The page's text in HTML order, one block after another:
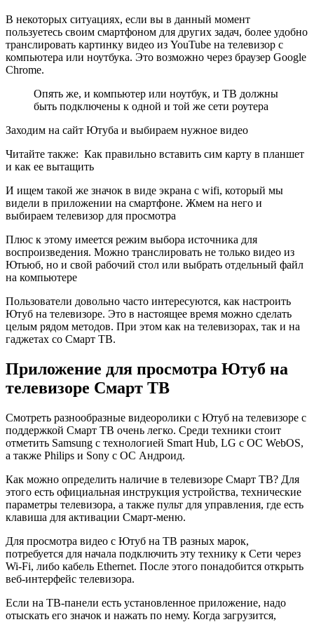
В некоторых ситуациях, если вы в данный момент
пользуетесь своим смартфоном для других задач, более удобно
транслировать картинку видео из YouTube на телевизор с
компьютера или ноутбука. Это возможно через браузер Google
Chrome.
Опять же, и компьютер или ноутбук, и ТВ должны
быть подключены к одной и той же сети роутера
Заходим на сайт Ютуба и выбираем нужное видео
Читайте также: Как правильно вставить сим карту в планшет
и как ее вытащить
И ищем такой же значок в виде экрана с wifi, который мы
видели в приложении на смартфоне. Жмем на него и
выбираем телевизор для просмотра
Плюс к этому имеется режим выбора источника для
воспроизведения. Можно транслировать не только видео из
Ютьюб, но и свой рабочий стол или выбрать отдельный файл
на компьютере
Пользователи довольно часто интересуются, как настроить
Ютуб на телевизоре. Это в настоящее время можно сделать
целым рядом методов. При этом как на телевизорах, так и на
гаджетах со Смарт ТВ.
Приложение для просмотра Ютуб на
телевизоре Смарт ТВ
Смотреть разнообразные видеоролики с Ютуб на телевизоре с
поддержкой Смарт ТВ очень легко. Среди техники стоит
отметить Samsung с технологией Smart Hub, LG с ОС WebOS,
а также Philips и Sony с ОС Андроид.
Как можно определить наличие в телевизоре Смарт ТВ? Для
этого есть официальная инструкция устройства, технические
параметры телевизора, а также пульт для управления, где есть
клавиша для активации Смарт-меню.
Для просмотра видео с Ютуб на ТВ разных марок,
потребуется для начала подключить эту технику к Сети через
Wi-Fi, либо кабель Ethernet. После этого понадобится открыть
веб-интерфейс телевизора.
Если на ТВ-панели есть установленное приложение, надо
отыскать его значок и нажать по нему. Когда загрузится,